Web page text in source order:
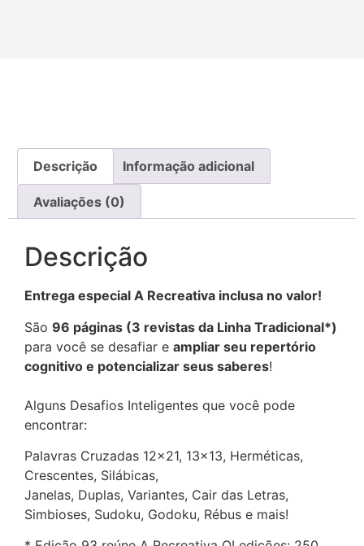
Descrição Informação adicional
Avaliações (0)
Descrição
Entrega especial A Recreativa inclusa no valor!
São 96 páginas (3 revistas da Linha Tradicional*)
para você se desafiar e ampliar seu repertório
cognitivo e potencializar seus saberes!
Alguns Desafios Inteligentes que você pode
encontrar:
Palavras Cruzadas 12×21, 13×13, Herméticas,
Crescentes, Silábicas,
Janelas, Duplas, Variantes, Cair das Letras,
Simbioses, Sudoku, Godoku, Rébus e mais!